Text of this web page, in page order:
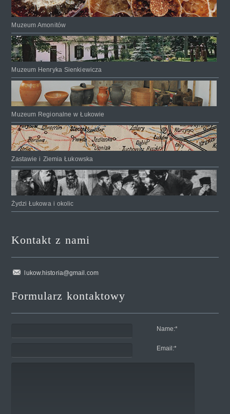
Muzeum Amonitów
Muzeum Henryka Sienkiewicza
Muzeum Regionalne w Łukowie
Zastawie i Ziemia Łukowska
Żydzi Łukowa i okolic
Kontakt z nami
lukow.historia@gmail.com
Formularz kontaktowy
Name:*
Email:*